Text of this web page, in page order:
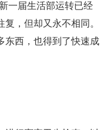
一届生活部运转已经
，但却又永不相同。
东西，也得到了快速成